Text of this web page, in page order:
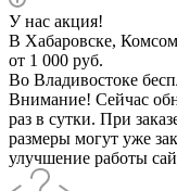
У нас акция!
В Хабаровске,
от 1 000 руб.
Во Владивостоке
Внимание! Сейчас
раз в сутки. При
размеры могут уже
улучшение работы